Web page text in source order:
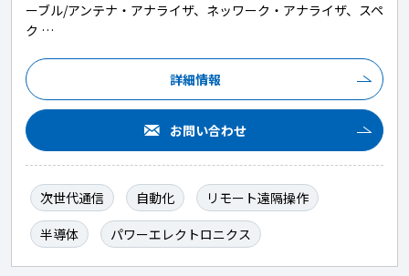
ーブル/アンテナ・アナライザ、ネッワーク・アナライザ、スペ
ク …
詳細情報
お問い合わせ
次世代通信 自動化
リモート遠隔操作
半導体
パワーエレクトロニクス